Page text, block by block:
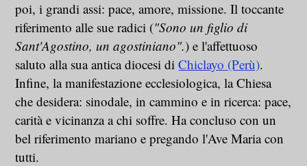
poi, i grandi assi: pace, amore, missione. Il toccante
riferimento alle sue radici ("Sono un figlio di
Sant'Agostino, un agostiniano".) e l'affettuoso
saluto alla sua antica diocesi diChiclayo (Perù).
Infine, la manifestazione ecclesiologica, la Chiesa
che desidera: sinodale, in cammino e in ricerca: pace,
carità e vicinanza a chi soffre. Ha concluso con un
bel riferimento mariano e pregando l'Ave Maria con
tutti.